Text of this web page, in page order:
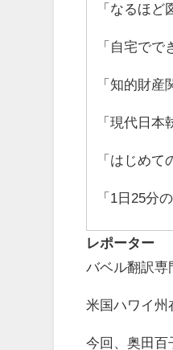
「なるほど
「自宅で
「知的財産
「現代日
「はじめ
「1日25分
レポーター
バベル翻訳専
米国ハワイ州
今回、奥田百